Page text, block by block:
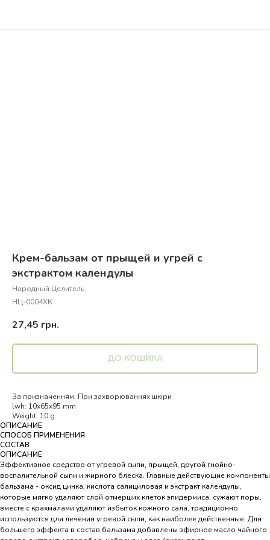
Крем-бальзам от прыщей и угрей с
экстрактом календулы
Народный Целитель
НЦ-0004ХК
27,45 грн.
ДО КОШИКА
За призначенням: При захворюваннях шкіри
lwh: 10x65x95 mm
Weight: 10 g
ОПИСАНИЕ
СПОСОБ ПРИМЕНЕНИЯ
СОСТАВ
ОПИСАНИЕ
Эффективное средство от угревой сыпи, прыщей, другой гнойно-
воспалительной сыпи и жирного блеска. Главные действующие компоненты
бальзама - оксид цинка, кислота салициловая и экстракт календулы,
которые мягко удаляют слой отмерших клеток эпидермиса, сужают поры,
вместе с крахмалами удаляют избыток кожного сала, традиционно
используются для лечения угревой сыпи, как наиболее действенные. Для
большего эффекта в состав бальзама добавлены эфирное масло чайного